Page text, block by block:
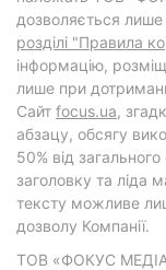
дозволяється
розділі "Правила
інформацію,
лише при
Cайт focus.ua,
абзацу, обсягу
50% від
заголовку та ліда
тексту можливе
дозволу Компанії.
ТОВ «ФОКУС